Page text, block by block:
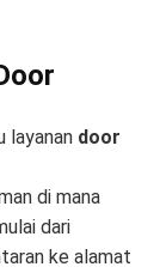
layanan door
di mana
dari
ke alamat